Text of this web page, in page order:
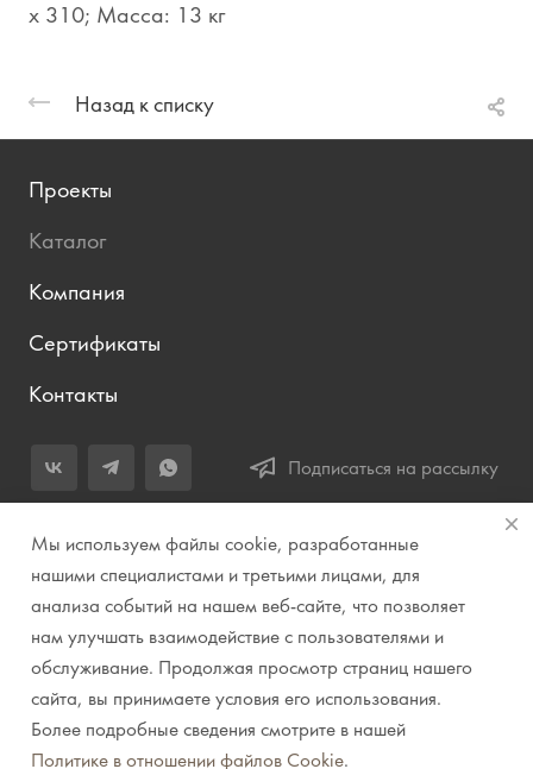
x 310; Масса: 13 кг
Назад к списку
Проекты
Каталог
Компания
Сертификаты
Контакты
Подписаться на рассылку
+7 (343) 283-04-11
Заказать звонок
info@prirodazvuka.ru
620144, г. Екатеринбург, ул. Хохрякова, д. 98, салон 27, ТЦ
«Весенний», 2 этаж, Центральный вход с ул. Куйбышева
© 2007-2026 Компания "Природа звука" // Звук. Свет.
Мы используем файлы cookie, разработанные
нашими специалистами и третьими лицами, для
анализа событий на нашем веб-сайте, что позволяет
нам улучшать взаимодействие с пользователями и
обслуживание. Продолжая просмотр страниц нашего
сайта, вы принимаете условия его использования.
Более подробные сведения смотрите в нашей
Политике в отношении файлов Cookie.